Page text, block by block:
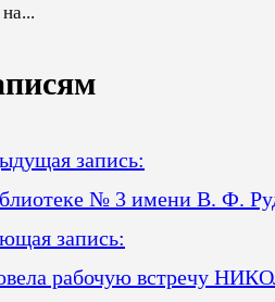
запись:
№ 3 имени В. Ф.
запись:
рабочую встречу